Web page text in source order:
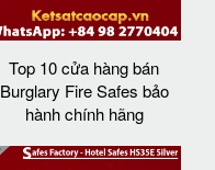
Top 10 cửa hàng bán
Burglary Fire Safes bảo
hành chính hãng